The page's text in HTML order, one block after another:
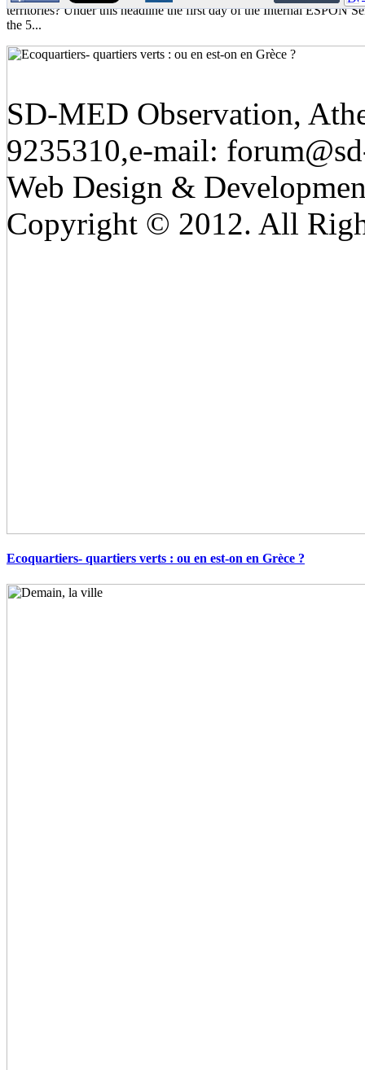
territories? Under this headline the first day of the Internal ESPON
the 5...
Ecoquartiers- quartiers verts : ou en est-on en Grèce ?
SD-MED Observation,
9235310,e-mail:
Web Design &
Copyright © 2012. All